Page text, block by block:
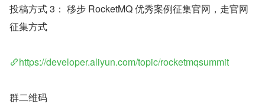
投稿方式 3： 移步 RocketMQ 优秀案例征集官网，走官网
征集方式
https://developer.aliyun.com/topic/rocketmqsummit
群二维码